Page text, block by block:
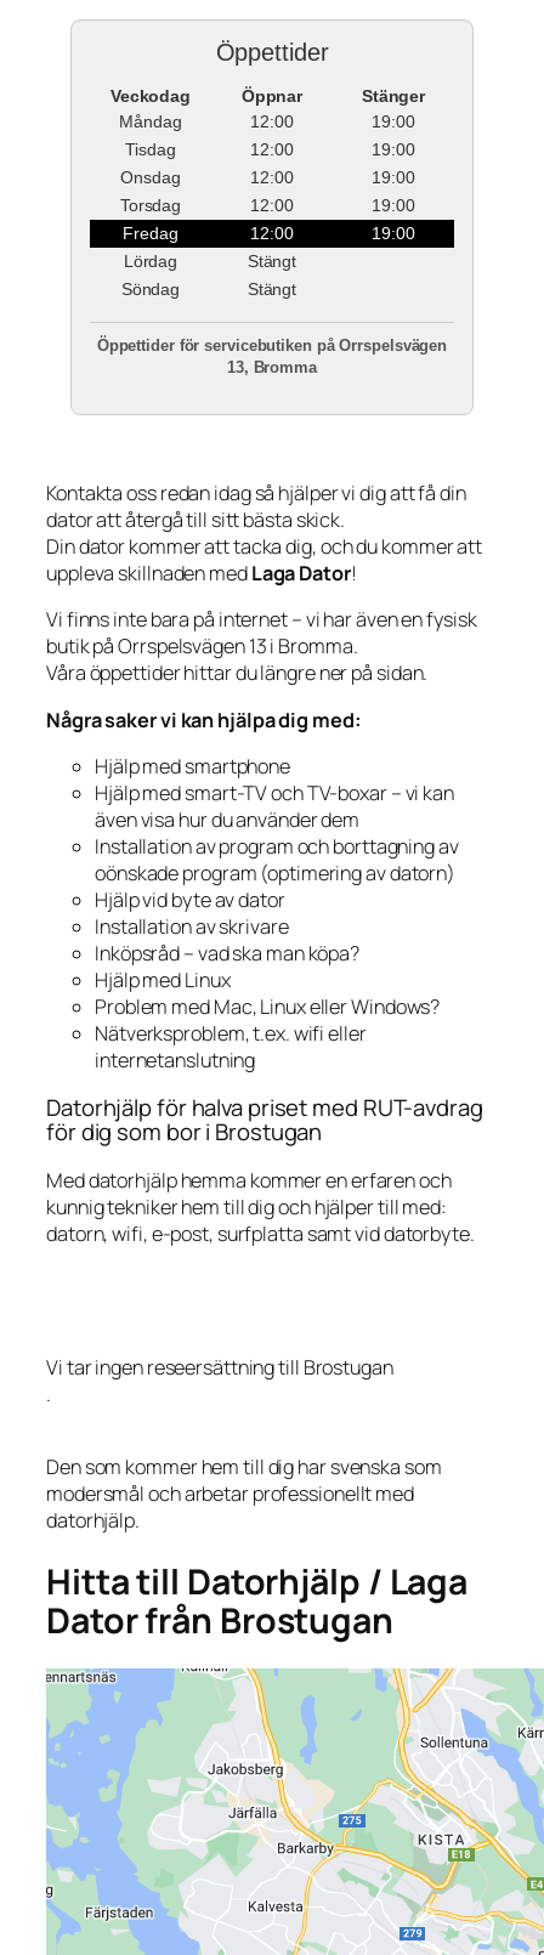
Öppettider
Veckodag Öppnar
Stänger
Måndag
12:00
19:00
Tisdag
12:00
19:00
Onsdag
12:00
19:00
Torsdag
12:00
19:00
Fredag
12:00
19:00
Lördag
Stängt
Söndag
Stängt
Öppettider för servicebutiken på Orrspelsvägen
13, Bromma
Kontakta oss redan idag så hjälper vi dig att få din
dator att återgå till sitt bästa skick.
Din dator kommer att tacka dig, och du kommer att
uppleva skillnaden medLaga Dator!
Vi finns inte bara på internet – vi har även en fysisk
butik på Orrspelsvägen 13 i Bromma.
Våra öppettider hittar du längre ner på sidan.
Några saker vi kan hjälpa dig med:
Hjälp med smartphone
Hjälp med smart-TV och TV-boxar – vi kan
även visa hur du använder dem
Installation av program och borttagning av
oönskade program (optimering av datorn)
Hjälp vid byte av dator
Installation av skrivare
Inköpsråd – vad ska man köpa?
Hjälp med Linux
Problem med Mac, Linux eller Windows?
Nätverksproblem, t.ex. wifi eller
internetanslutning
Datorhjälp för halva priset med RUT-avdrag
för dig som bor i Brostugan
Med datorhjälp hemma kommer en erfaren och
kunnig tekniker hem till dig och hjälper till med:
datorn, wifi, e-post, surfplatta samt vid datorbyte.
Vi tar ingen reseersättning till Brostugan
.
Den som kommer hem till dig har svenska som
modersmål och arbetar professionellt med
datorhjälp.
Hitta till Datorhjälp / Laga
Dator från Brostugan